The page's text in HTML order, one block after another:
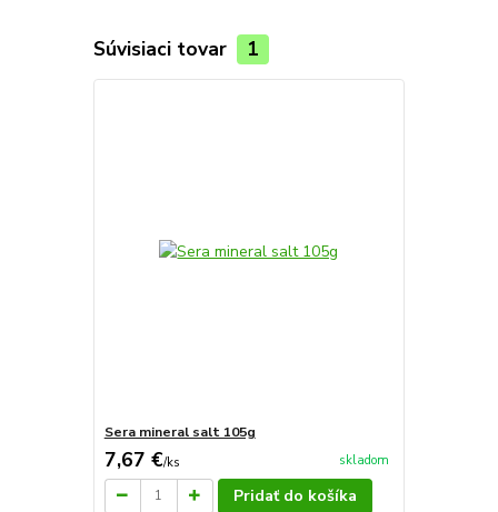
Súvisiaci tovar 1
Sera mineral salt 105g
7,67 €/ks skladom
Pridať do košíka